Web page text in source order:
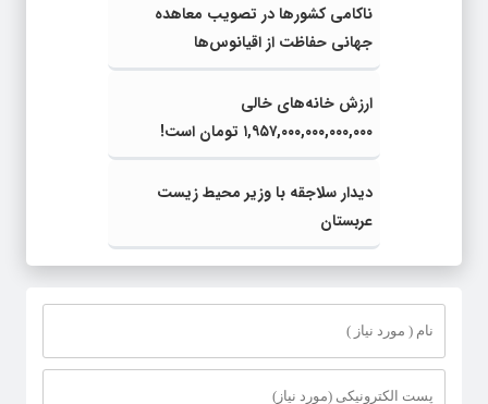
ناکامی کشورها در تصویب معاهده
جهانی حفاظت از اقیانوس‌ها
ارزش خانه‌های خالی
۱,۹۵۷,۰۰۰,۰۰۰,۰۰۰,۰۰۰ تومان است!
دیدار سلاجقه با وزیر محیط زیست
عربستان